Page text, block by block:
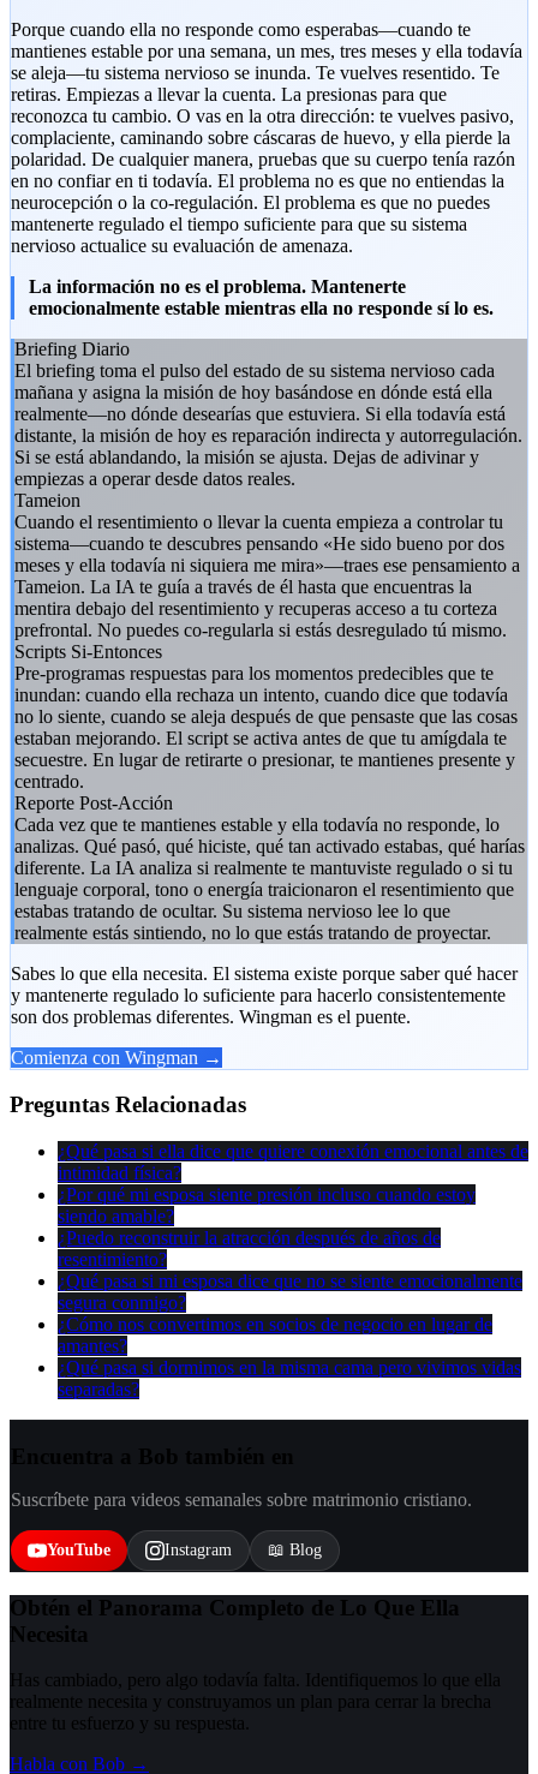
Porque cuando ella no responde como esperabas—cuando te
mantienes estable por una semana, un mes, tres meses y ella todavía
se aleja—tu sistema nervioso se inunda. Te vuelves resentido. Te
retiras. Empiezas a llevar la cuenta. La presionas para que
reconozca tu cambio. O vas en la otra dirección: te vuelves pasivo,
complaciente, caminando sobre cáscaras de huevo, y ella pierde la
polaridad. De cualquier manera, pruebas que su cuerpo tenía razón
en no confiar en ti todavía. El problema no es que no entiendas la
neurocepción o la co-regulación. El problema es que no puedes
mantenerte regulado el tiempo suficiente para que su sistema
nervioso actualice su evaluación de amenaza.
La información no es el problema. Mantenerte
emocionalmente estable mientras ella no responde sí lo es.
Briefing Diario
El briefing toma el pulso del estado de su sistema nervioso cada
mañana y asigna la misión de hoy basándose en dónde está ella
realmente—no dónde desearías que estuviera. Si ella todavía está
distante, la misión de hoy es reparación indirecta y autorregulación.
Si se está ablandando, la misión se ajusta. Dejas de adivinar y
empiezas a operar desde datos reales.
Tameion
Cuando el resentimiento o llevar la cuenta empieza a controlar tu
sistema—cuando te descubres pensando «He sido bueno por dos
meses y ella todavía ni siquiera me mira»—traes ese pensamiento a
Tameion. La IA te guía a través de él hasta que encuentras la
mentira debajo del resentimiento y recuperas acceso a tu corteza
prefrontal. No puedes co-regularla si estás desregulado tú mismo.
Scripts Si-Entonces
Pre-programas respuestas para los momentos predecibles que te
inundan: cuando ella rechaza un intento, cuando dice que todavía
no lo siente, cuando se aleja después de que pensaste que las cosas
estaban mejorando. El script se activa antes de que tu amígdala te
secuestre. En lugar de retirarte o presionar, te mantienes presente y
centrado.
Reporte Post-Acción
Cada vez que te mantienes estable y ella todavía no responde, lo
analizas. Qué pasó, qué hiciste, qué tan activado estabas, qué harías
diferente. La IA analiza si realmente te mantuviste regulado o si tu
lenguaje corporal, tono o energía traicionaron el resentimiento que
estabas tratando de ocultar. Su sistema nervioso lee lo que
realmente estás sintiendo, no lo que estás tratando de proyectar.
Sabes lo que ella necesita. El sistema existe porque saber qué hacer
y mantenerte regulado lo suficiente para hacerlo consistentemente
son dos problemas diferentes. Wingman es el puente.
Comienza con Wingman →
Preguntas Relacionadas
¿Qué pasa si ella dice que quiere conexión emocional antes de
intimidad física?
¿Por qué mi esposa siente presión incluso cuando estoy
siendo amable?
¿Puedo reconstruir la atracción después de años de
resentimiento?
¿Qué pasa si mi esposa dice que no se siente emocionalmente
segura conmigo?
¿Cómo nos convertimos en socios de negocio en lugar de
amantes?
¿Qué pasa si dormimos en la misma cama pero vivimos vidas
separadas?
Suscríbete para videos semanales sobre matrimonio cristiano.
YouTube Instagram 📖 Blog
Obtén el Panorama Completo de Lo Que Ella
Necesita
Has cambiado, pero algo todavía falta. Identifiquemos lo que ella
realmente necesita y construyamos un plan para cerrar la brecha
entre tu esfuerzo y su respuesta.
Habla con Bob →